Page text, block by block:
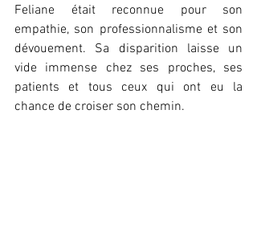
Feliane était reconnue pour son
empathie, son professionnalisme et son
dévouement. Sa disparition laisse un
vide immense chez ses proches, ses
patients et tous ceux qui ont eu la
chance de croiser son chemin.